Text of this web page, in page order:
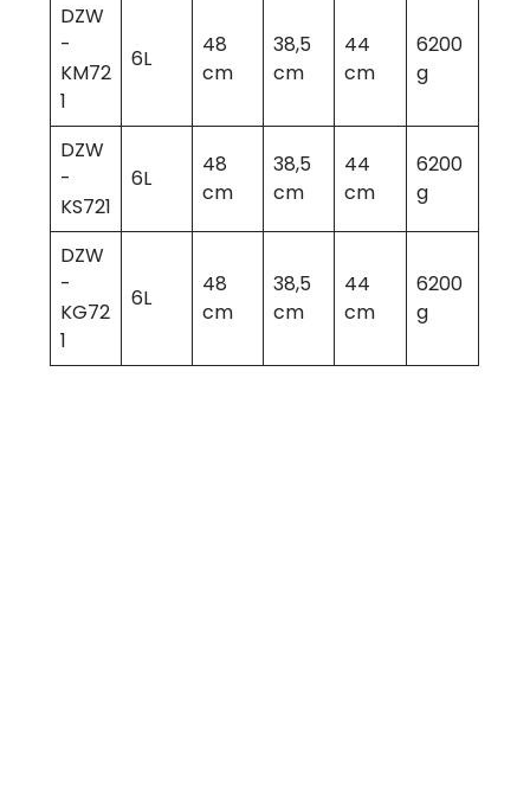
DZW
-
KM72
1
6L
48
cm
38,5
cm
44
cm
6200
g
DZW
-
KS721
6L
48
cm
38,5
cm
44
cm
6200
g
DZW
-
KG72
1
6L
48
cm
38,5
cm
44
cm
6200
g